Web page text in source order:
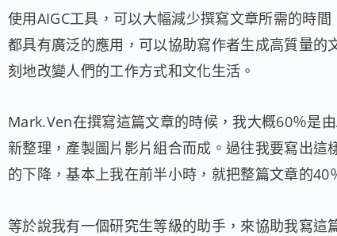
使用AIGC工具，可以大幅減少撰寫文章所需的時
都具有廣泛的應用，可以協助寫作者生成高質量
刻地改變人們的工作方式和文化生活。
Mark.Ven在撰寫這篇文章的時候，我大概60％是
新整理，產製圖片影片組合而成。過往我要寫出
的下降，基本上我在前半小時，就把整篇文章的40
等於說我有一個研究生等級的助手，來協助我寫這